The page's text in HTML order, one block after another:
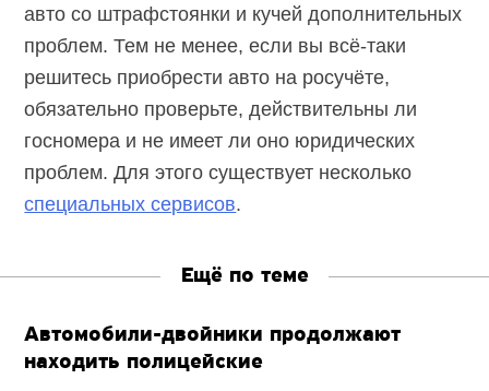
авто со штрафстоянки и кучей дополнительных
проблем. Тем не менее, если вы всё-таки
решитесь приобрести авто на росучёте,
обязательно проверьте, действительны ли
госномера и не имеет ли оно юридических
проблем. Для этого существует несколько
специальных сервисов.
Ещё по теме
Автомобили-двойники продолжают
находить полицейские